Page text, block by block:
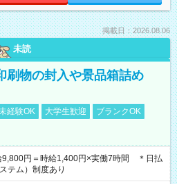
掲載日：2026.08.06
未読
刷物の封入や景品箱詰め
経験OK 大学生歓迎
ブランクOK
円＝時給1,400円×実働7時間 ＊日払
テム）制度あり